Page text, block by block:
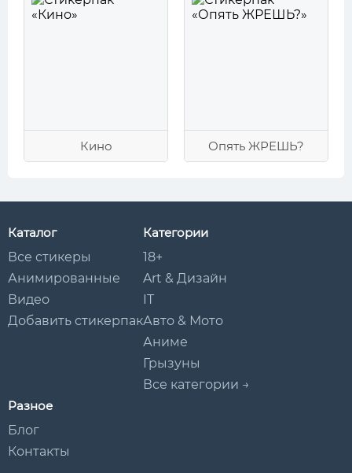
Кино Опять ЖРЕШЬ?
Каталог
Все стикеры
Анимированные
Видео
Добавить стикерпак
Категории
18+
Art & Дизайн
IT
Авто & Мото
Аниме
Грызуны
Все категории →
Разное
Блог
Контакты